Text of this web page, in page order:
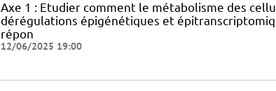
Axe 1 : Etudier comment le métabolisme des
dérégulations épigénétiques et
répon
12/06/2025 19:00